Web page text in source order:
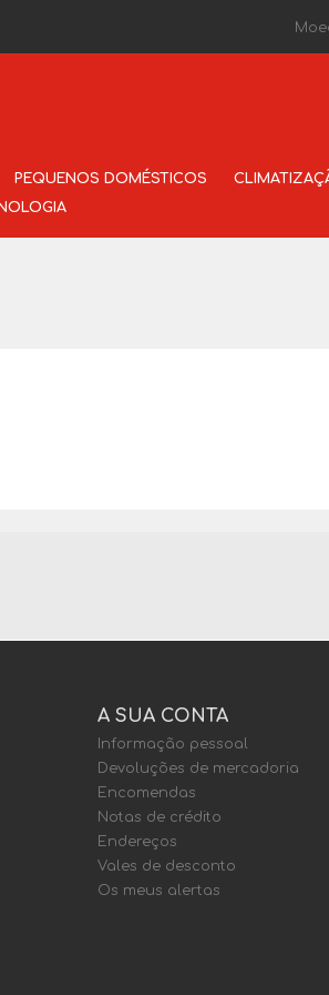
PEQUENOS DOMÉSTICOS
A SUA CONTA
Informação pessoal
Devoluções de mercadoria
Encomendas
Notas de crédito
Endereços
Vales de desconto
Os meus alertas